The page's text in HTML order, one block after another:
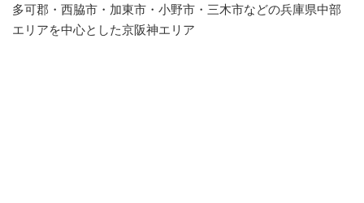
多可郡・西脇市・加東市・小野市・三木市などの兵庫県中部
エリアを中心とした京阪神エリア